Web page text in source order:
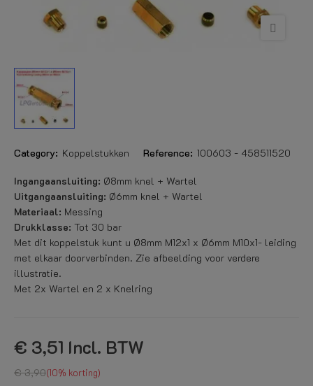
Category: Koppelstukken Reference: 100603 - 458511520
Ingangaansluiting: Ø8mm knel + Wartel
Uitgangaansluiting: Ø6mm knel + Wartel
Materiaal: Messing
Drukklasse: Tot 30 bar
Met dit koppelstuk kunt u Ø8mm M12x1 x Ø6mm M10x1- leiding
met elkaar doorverbinden. Zie afbeelding voor verdere
illustratie.
Met 2x Wartel en 2 x Knelring
€ 3,51 Incl. BTW
€ 3,90 10% korting